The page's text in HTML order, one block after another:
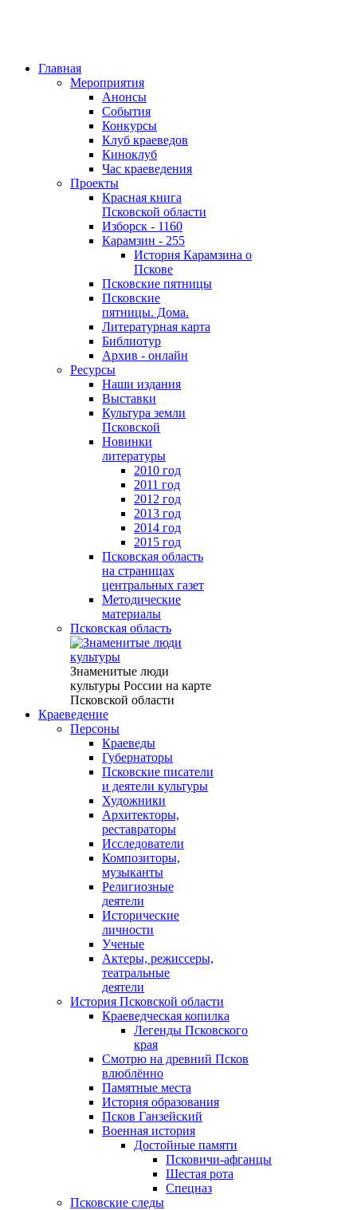
Главная
Мероприятия
Анонсы
События
Конкурсы
Клуб краеведов
Киноклуб
Час краеведения
Проекты
Красная книга
Псковской области
Изборск - 1160
Карамзин - 255
История Карамзина о
Пскове
Псковские пятницы
Псковские
пятницы. Дома.
Литературная карта
Библиотур
Архив - онлайн
Ресурсы
Наши издания
Выставки
Культура земли
Псковской
Новинки
литературы
2010 год
2011 год
2012 год
2013 год
2014 год
2015 год
Псковская область
на страницах
центральных газет
Методические
материалы
Псковская область
Знаменитые люди
культуры России на карте
Псковской области
Краеведение
Персоны
Краеведы
Губернаторы
Псковские писатели
и деятели культуры
Художники
Архитекторы,
реставраторы
Исследователи
Композиторы,
музыканты
Религиозные
деятели
Исторические
личности
Ученые
Актеры, режиссеры,
театральные
деятели
История Псковской области
Краеведческая копилка
Легенды Псковского
края
Смотрю на древний Псков
влюблённо
Памятные места
История образования
Псков Ганзейский
Военная история
Достойные памяти
Псковичи-афганцы
Шестая рота
Спецназ
Псковские следы